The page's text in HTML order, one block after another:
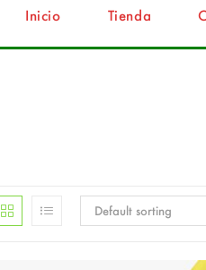
Inicio Tienda
Default sorting